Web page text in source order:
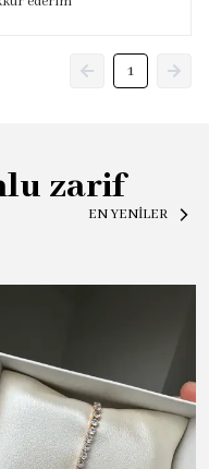
1
zarif
EN YENİLER